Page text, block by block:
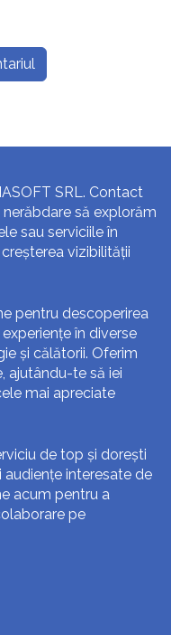
SRL. Contact
să explorăm
sau serviciile în
vizibilității
pentru descoperirea
în diverse
și călătorii. Oferim
ajutându-te să iei
mai apreciate
de top și dorești
interesate de
acum pentru a
pe